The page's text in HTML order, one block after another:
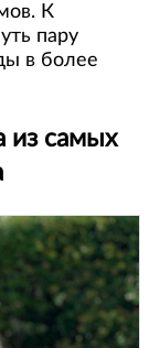
К
пару
в более
из самых